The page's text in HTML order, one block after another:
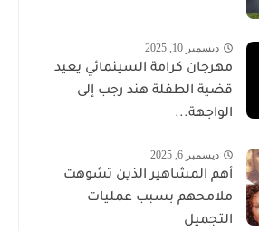
ديسمبر 10, 2025
مهرجان كرامة السينمائي يعيد
قضية الطفلة هند رجب إلى
الواجهة...
ديسمبر 6, 2025
أهم المشاهير الذين تشوهت
ملامحهم بسبب عمليات
التجميل